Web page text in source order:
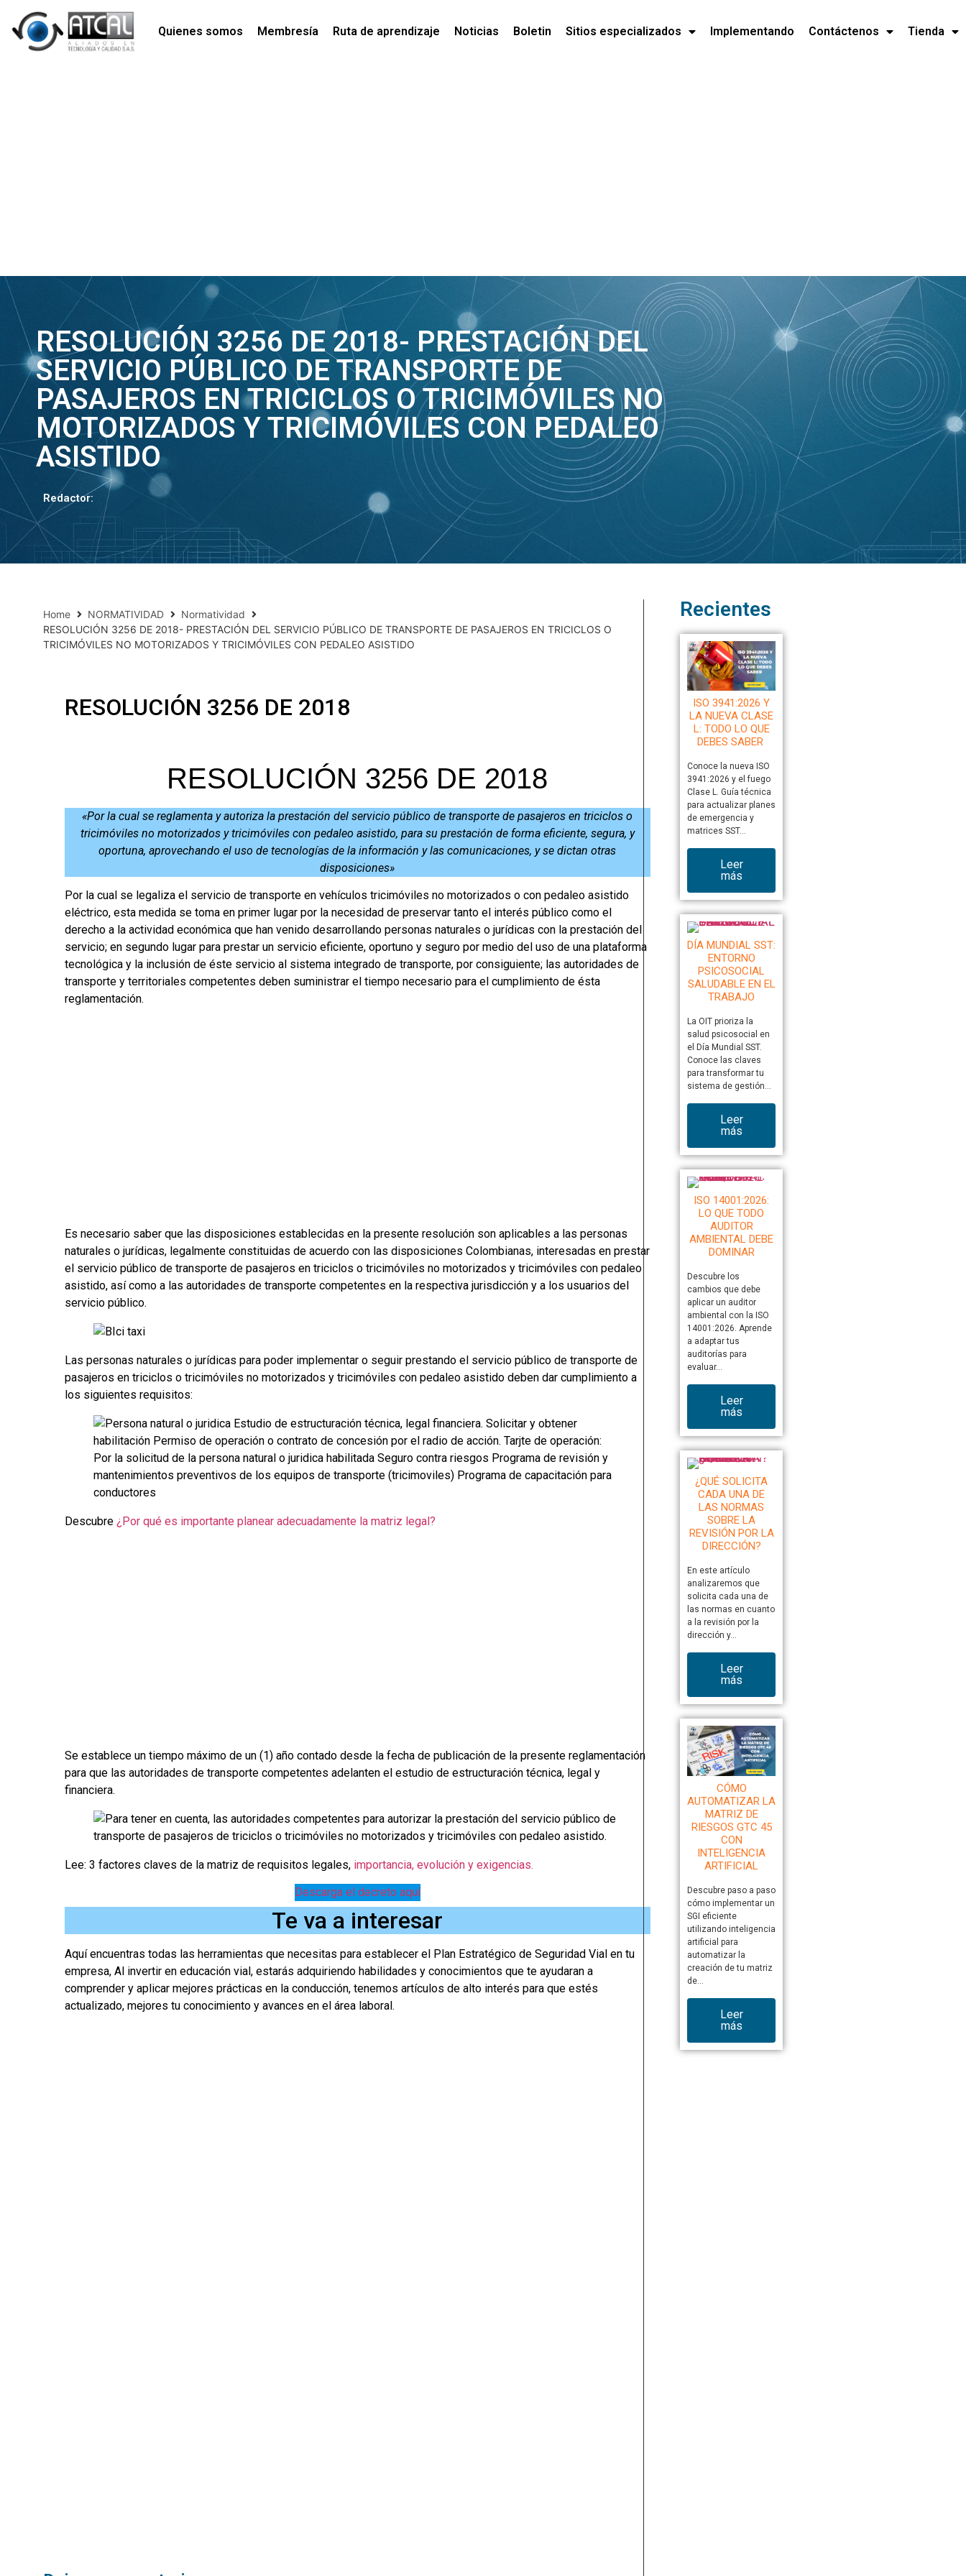
Quienes somos Membresía Ruta de aprendizaje Noticias Boletin Sitios especializados Implementando Contáctenos Tienda
RESOLUCIÓN 3256 DE 2018- PRESTACIÓN DEL
SERVICIO PÚBLICO DE TRANSPORTE DE
PASAJEROS EN TRICICLOS O TRICIMÓVILES NO
MOTORIZADOS Y TRICIMÓVILES CON PEDALEO
ASISTIDO
Redactor:
Home NORMATIVIDAD
Normatividad
RESOLUCIÓN 3256 DE 2018- PRESTACIÓN DEL SERVICIO PÚBLICO DE TRANSPORTE DE PASAJEROS EN TRICICLOS O
TRICIMÓVILES NO MOTORIZADOS Y TRICIMÓVILES CON PEDALEO ASISTIDO
RESOLUCIÓN 3256 DE 2018
RESOLUCIÓN 3256 DE 2018
«Por la cual se reglamenta y autoriza la prestación del servicio público de transporte de pasajeros en triciclos o
tricimóviles no motorizados y tricimóviles con pedaleo asistido, para su prestación de forma eficiente, segura, y
oportuna, aprovechando el uso de tecnologías de la información y las comunicaciones, y se dictan otras
disposiciones»
Por la cual se legaliza el servicio de transporte en vehículos tricimóviles no motorizados o con pedaleo asistido
eléctrico, esta medida se toma en primer lugar por la necesidad de preservar tanto el interés público como el
derecho a la actividad económica que han venido desarrollando personas naturales o jurídicas con la prestación del
servicio; en segundo lugar para prestar un servicio eficiente, oportuno y seguro por medio del uso de una plataforma
tecnológica y la inclusión de éste servicio al sistema integrado de transporte, por consiguiente; las autoridades de
transporte y territoriales competentes deben suministrar el tiempo necesario para el cumplimiento de ésta
reglamentación.
Es necesario saber que las disposiciones establecidas en la presente resolución son aplicables a las personas
naturales o jurídicas, legalmente constituidas de acuerdo con las disposiciones Colombianas, interesadas en prestar
el servicio público de transporte de pasajeros en triciclos o tricimóviles no motorizados y tricimóviles con pedaleo
asistido, así como a las autoridades de transporte competentes en la respectiva jurisdicción y a los usuarios del
servicio público.
Las personas naturales o jurídicas para poder implementar o seguir prestando el servicio público de transporte de
pasajeros en triciclos o tricimóviles no motorizados y tricimóviles con pedaleo asistido deben dar cumplimiento a
los siguientes requisitos:
Descubre ¿Por qué es importante planear adecuadamente la matriz legal?
Se establece un tiempo máximo de un (1) año contado desde la fecha de publicación de la presente reglamentación
para que las autoridades de transporte competentes adelanten el estudio de estructuración técnica, legal y
financiera.
Lee: 3 factores claves de la matriz de requisitos legales, importancia, evolución y exigencias.
Descarga el decreto aquí
Te va a interesar
Aquí encuentras todas las herramientas que necesitas para establecer el Plan Estratégico de Seguridad Vial en tu
empresa, Al invertir en educación vial, estarás adquiriendo habilidades y conocimientos que te ayudaran a
comprender y aplicar mejores prácticas en la conducción, tenemos artículos de alto interés para que estés
actualizado, mejores tu conocimiento y avances en el área laboral.
Recientes
ISO 3941:2026 Y
LA NUEVA CLASE
L: TODO LO QUE
DEBES SABER
Conoce la nueva ISO
3941:2026 y el fuego
Clase L. Guía técnica
para actualizar planes
de emergencia y
matrices SST…
Leer
más
DÍA MUNDIAL SST:
ENTORNO
PSICOSOCIAL
SALUDABLE EN EL
TRABAJO
La OIT prioriza la
salud psicosocial en
el Día Mundial SST.
Conoce las claves
para transformar tu
sistema de gestión…
Leer
más
ISO 14001:2026:
LO QUE TODO
AUDITOR
AMBIENTAL DEBE
DOMINAR
Descubre los
cambios que debe
aplicar un auditor
ambiental con la ISO
14001:2026. Aprende
a adaptar tus
auditorías para
evaluar…
Leer
más
¿QUÉ SOLICITA
CADA UNA DE
LAS NORMAS
SOBRE LA
REVISIÓN POR LA
DIRECCIÓN?
En este artículo
analizaremos que
solicita cada una de
las normas en cuanto
a la revisión por la
dirección y…
Leer
más
CÓMO
AUTOMATIZAR LA
MATRIZ DE
RIESGOS GTC 45
CON
INTELIGENCIA
ARTIFICIAL
Descubre paso a paso
cómo implementar un
SGI eficiente
utilizando inteligencia
artificial para
automatizar la
creación de tu matriz
de…
Leer
más